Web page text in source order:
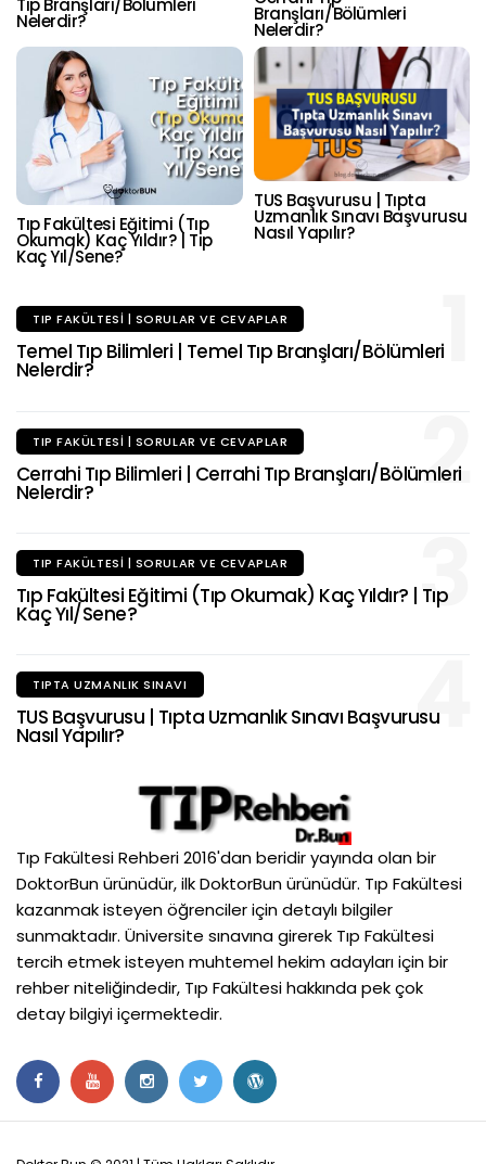
Tıp Branşları/Bölümleri
Nelerdir? Branşları/Bölümleri
Nelerdir?
Tıp Fakültesi Eğitimi (Tıp
Okumak) Kaç Yıldır? | Tıp
Kaç Yıl/Sene?
TUS Başvurusu | Tıpta
Uzmanlık Sınavı Başvurusu
Nasıl Yapılır?
1
TIP FAKÜLTESI | SORULAR VE CEVAPLAR
Temel Tıp Bilimleri | Temel Tıp Branşları/Bölümleri
Nelerdir?
2
TIP FAKÜLTESI | SORULAR VE CEVAPLAR
Cerrahi Tıp Bilimleri | Cerrahi Tıp Branşları/Bölümleri
Nelerdir?
3
TIP FAKÜLTESI | SORULAR VE CEVAPLAR
Tıp Fakültesi Eğitimi (Tıp Okumak) Kaç Yıldır? | Tıp
Kaç Yıl/Sene?
4
TIPTA UZMANLIK SINAVI
TUS Başvurusu | Tıpta Uzmanlık Sınavı Başvurusu
Nasıl Yapılır?
Tıp Fakültesi Rehberi 2016'dan beridir yayında olan bir
DoktorBun ürünüdür, ilk DoktorBun ürünüdür. Tıp Fakültesi
kazanmak isteyen öğrenciler için detaylı bilgiler
sunmaktadır. Üniversite sınavına girerek Tıp Fakültesi
tercih etmek isteyen muhtemel hekim adayları için bir
rehber niteliğindedir, Tıp Fakültesi hakkında pek çok
detay bilgiyi içermektedir.